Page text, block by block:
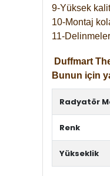
9-Yüksek
10-Montaj
11-
Duffmart
Bunun için
Radyatör
Renk
Yükseklik